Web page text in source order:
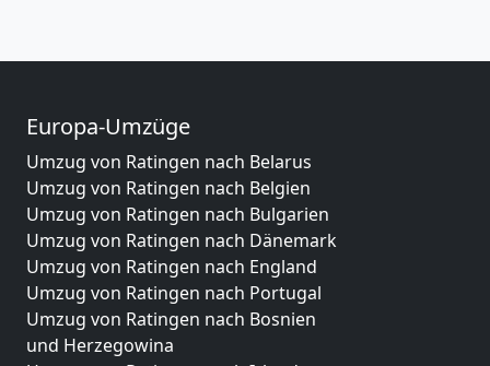
Europa-Umzüge
Umzug von Ratingen nach Belarus
Umzug von Ratingen nach Belgien
Umzug von Ratingen nach Bulgarien
Umzug von Ratingen nach Dänemark
Umzug von Ratingen nach England
Umzug von Ratingen nach Portugal
Umzug von Ratingen nach Bosnien
und Herzegowina